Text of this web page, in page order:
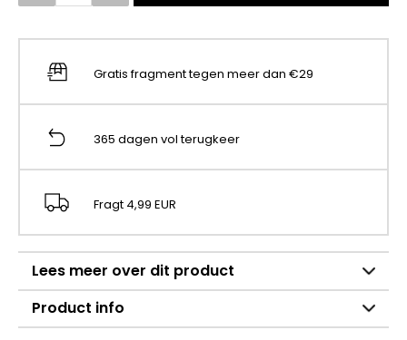
Gratis fragment tegen meer dan €29
365 dagen vol terugkeer
Fragt 4,99 EUR
Lees meer over dit product
Product info